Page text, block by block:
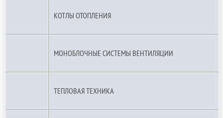
КОТЛЫ ОТОПЛЕНИЯ
МОНОБЛОЧНЫЕ СИСТЕМЫ ВЕНТИЛЯЦИИ
ТЕПЛОВАЯ ТЕХНИКА